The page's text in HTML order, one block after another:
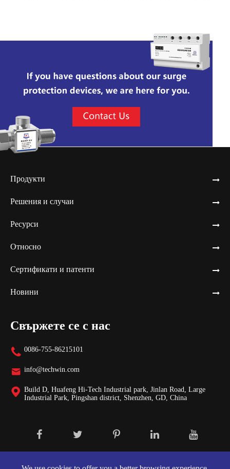
Продукти
Решения и случаи
Ресурси
Относно
Сертификати и патенти
Новини
Свържете се с нас
 0086-755-86215101
 info@techwin.com
 Build D, Huafeng Hi-Tech Industrial park, Jinlan Road, Large
Industrial Park, Pingshan district, Shenzhen, GD, China
Ltd.Всички права запазени.